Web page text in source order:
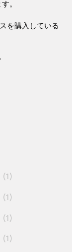
。
を購入している
(1)
(1)
(1)
(1)